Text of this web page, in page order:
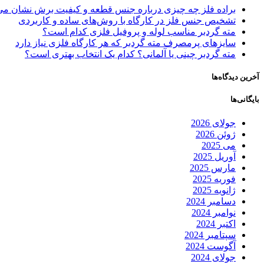
براده فلز چه چیزی درباره جنس قطعه و کیفیت برش نشان
تشخیص جنس فلز در کارگاه با روش‌های ساده و کاربردی
مته گردبر مناسب لوله و پروفیل فلزی کدام است؟
سایزهای پرمصرف مته گردبر که هر کارگاه فلزی نیاز دارد
مته گردبر چینی یا آلمانی؟ کدام یک انتخاب بهتری است؟
آخرین دیدگاه‌ها
بایگانی‌ها
جولای 2026
ژوئن 2026
می 2025
آوریل 2025
مارس 2025
فوریه 2025
ژانویه 2025
دسامبر 2024
نوامبر 2024
اکتبر 2024
سپتامبر 2024
آگوست 2024
جولای 2024